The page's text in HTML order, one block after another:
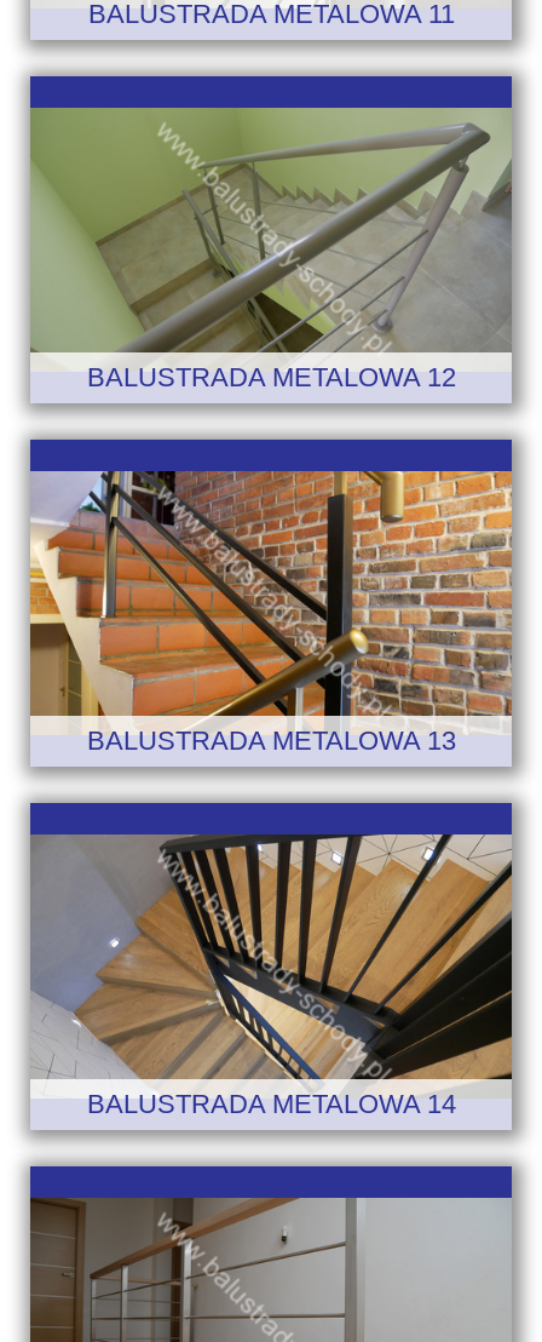
BALUSTRADA METALOWA 11
BALUSTRADA METALOWA 12
BALUSTRADA METALOWA 13
BALUSTRADA METALOWA 14